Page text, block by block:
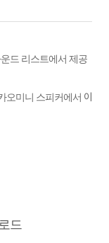
드 리스트에서 제공
오미니 스피커에서 이
드